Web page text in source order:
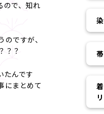
ので、知れ
ですが、
？？
たんです
にまとめて